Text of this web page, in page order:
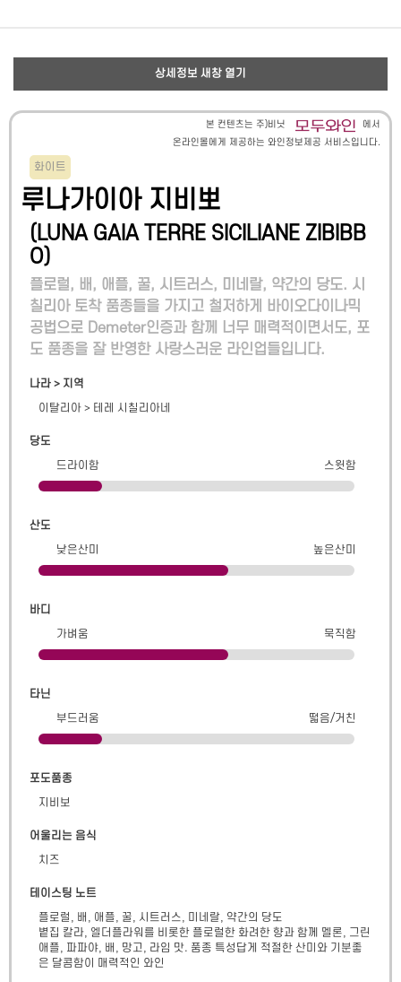
상세정보 새창 열기
본 컨텐츠는 주)비닛
에서
온라인몰에게 제공하는 와인정보제공 서비스입니다.
화이트
루나가이아 지비뽀
(LUNA GAIA TERRE SICILIANE ZIBIBB
O)
플로럴, 배, 애플, 꿀, 시트러스, 미네랄, 약간의 당도. 시
칠리아 토착 품종들을 가지고 철저하게 바이오다이나믹
공법으로 Demeter인증과 함께 너무 매력적이면서도, 포
도 품종을 잘 반영한 사랑스러운 라인업들입니다.
나라 > 지역
이탈리아 > 테레 시칠리아네
당도
드라이함
스윗함
산도
낮은산미
높은산미
바디
가벼움
묵직함
타닌
부드러움
떫음/거친
포도품종
지비보
어울리는 음식
치즈
테이스팅 노트
플로럴, 배, 애플, 꿀, 시트러스, 미네랄, 약간의 당도
볕집 칼라, 엘더플라워를 비롯한 플로럴한 화려한 향과 함께 멜론, 그린
애플, 파파야, 배, 망고, 라임 맛. 품종 특성답게 적절한 산미와 기분좋
은 달콤함이 매력적인 와인